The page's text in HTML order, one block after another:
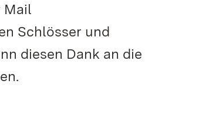
Mail
Schlösser und
diesen Dank an die